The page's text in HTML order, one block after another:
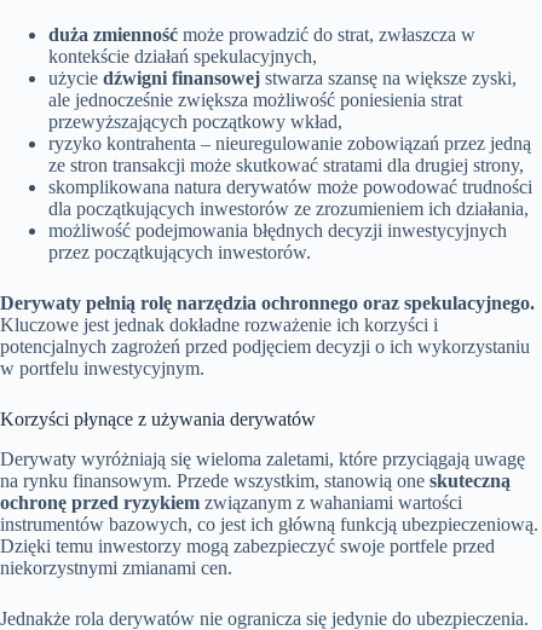
duża zmienność może prowadzić do strat, zwłaszcza w
kontekście działań spekulacyjnych,
użycie dźwigni finansowej stwarza szansę na większe zyski,
ale jednocześnie zwiększa możliwość poniesienia strat
przewyższających początkowy wkład,
ryzyko kontrahenta – nieuregulowanie zobowiązań przez jedną
ze stron transakcji może skutkować stratami dla drugiej strony,
skomplikowana natura derywatów może powodować trudności
dla początkujących inwestorów ze zrozumieniem ich działania,
możliwość podejmowania błędnych decyzji inwestycyjnych
przez początkujących inwestorów.
Derywaty pełnią rolę narzędzia ochronnego oraz spekulacyjnego.
Kluczowe jest jednak dokładne rozważenie ich korzyści i
potencjalnych zagrożeń przed podjęciem decyzji o ich wykorzystaniu
w portfelu inwestycyjnym.
Korzyści płynące z używania derywatów
Derywaty wyróżniają się wieloma zaletami, które przyciągają uwagę
na rynku finansowym. Przede wszystkim, stanowią one skuteczną
ochronę przed ryzykiem związanym z wahaniami wartości
instrumentów bazowych, co jest ich główną funkcją ubezpieczeniową.
Dzięki temu inwestorzy mogą zabezpieczyć swoje portfele przed
niekorzystnymi zmianami cen.
Jednakże rola derywatów nie ogranicza się jedynie do ubezpieczenia.